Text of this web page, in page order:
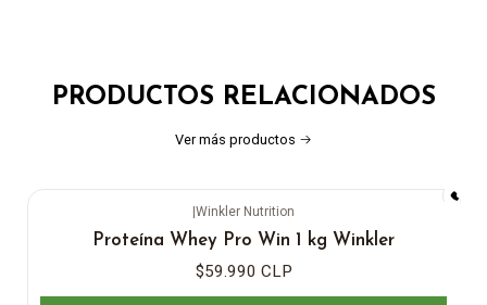
PRODUCTOS RELACIONADOS
Ver más productos
|Winkler Nutrition
Proteína Whey Pro Win 1 kg Winkler
$59.990 CLP